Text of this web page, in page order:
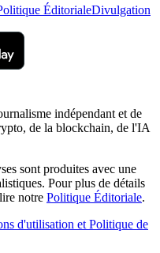
ÉditorialeDivulgation
indépendant et de
de la blockchain, de l'IA
sont produites avec une
Pour plus de détails
notre Politique Éditoriale.
d'utilisation et Politique de